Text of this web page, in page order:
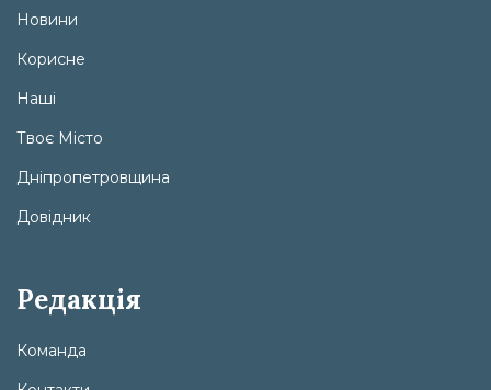
Новини
Корисне
Наші
Твоє Місто
Дніпропетровщина
Довідник
Редакція
Команда